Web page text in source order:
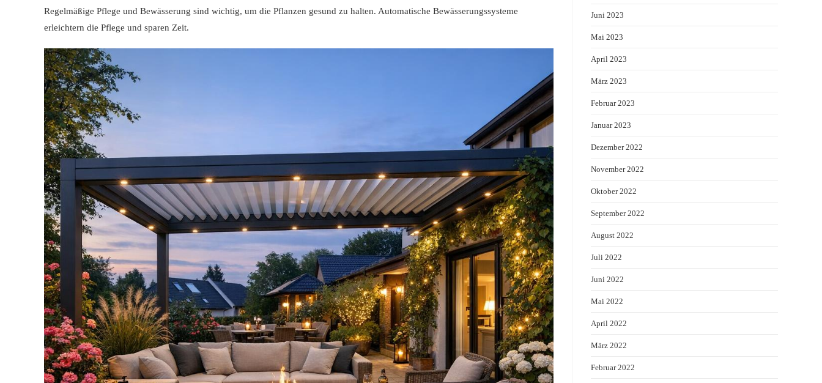
Regelmäßige Pflege und Bewässerung sind wichtig, um die Pflanzen gesund zu halten. Automatische Bewässerungssysteme
erleichtern die Pflege und sparen Zeit.
Juni 2023
Mai 2023
April 2023
März 2023
Februar 2023
Januar 2023
Dezember 2022
November 2022
Oktober 2022
September 2022
August 2022
Juli 2022
Juni 2022
Mai 2022
April 2022
März 2022
Februar 2022